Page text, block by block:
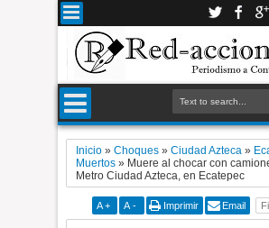
Inicio »Choques »Ciudad Azteca »
Muertos » Muere al chocar con
Metro Ciudad Azteca, en Ecatepec
A + A - Imprimir Email